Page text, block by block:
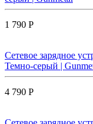
1 790 Р
Сетевое зарядное
Темно-серый |
4 790 Р